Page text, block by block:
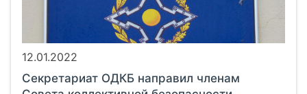
12.01.2022
Секретариат ОДКБ направил членам